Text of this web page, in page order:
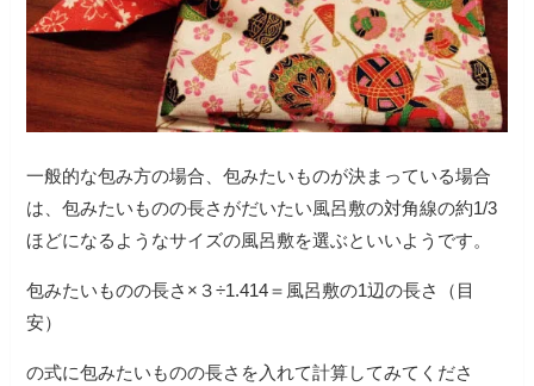
一般的な包み方の場合、包みたいものが決まっている場合
は、包みたいものの長さがだいたい風呂敷の対角線の約1/3
ほどになるようなサイズの風呂敷を選ぶといいようです。
包みたいものの長さ×３÷1.414＝風呂敷の1辺の長さ（目
安）
の式に包みたいものの長さを入れて計算してみてくださ